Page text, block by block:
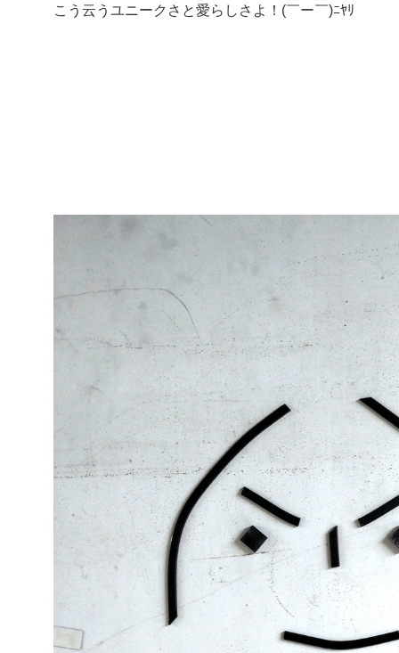
こう云うユニークさと愛らしさよ！(￣ー￣)ﾆﾔﾘ